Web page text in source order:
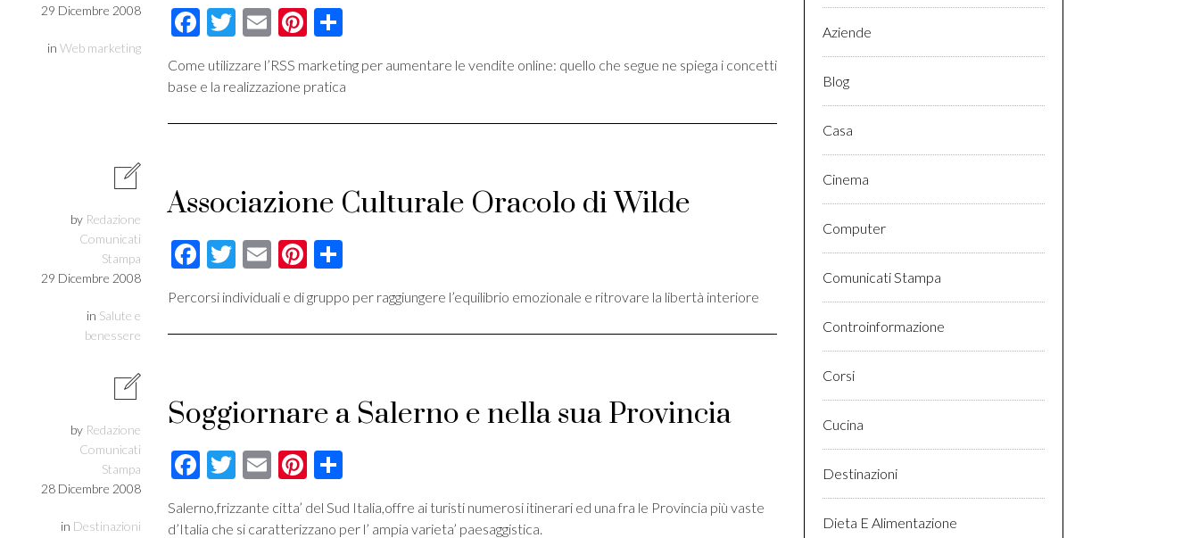
29 Dicembre 2008
in Web marketing
Facebook
Twitter
EmailPinterest
Condividi
Come utilizzare l’RSS marketing per aumentare le vendite online: quello che segue ne spiega i concetti
base e la realizzazione pratica
by Redazione
Comunicati
Stampa
29 Dicembre 2008
in Salute e
benessere
Associazione Culturale Oracolo di Wilde
Facebook
Twitter
EmailPinterest
Condividi
Percorsi individuali e di gruppo per raggiungere l’equilibrio emozionale e ritrovare la libertà interiore
by Redazione
Comunicati
Stampa
28 Dicembre 2008
in Destinazioni
Soggiornare a Salerno e nella sua Provincia
Facebook
Twitter
EmailPinterest
Condividi
Salerno,frizzante citta’ del Sud Italia,offre ai turisti numerosi itinerari ed una fra le Provincia più vaste
d’Italia che si caratterizzano per l’ ampia varieta’ paesaggistica.
Aziende
Blog
Casa
Cinema
Computer
Comunicati Stampa
Controinformazione
Corsi
Cucina
Destinazioni
Dieta E Alimentazione